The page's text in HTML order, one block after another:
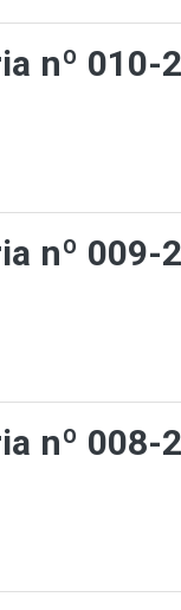
nº 010-
nº 009-
nº 008-